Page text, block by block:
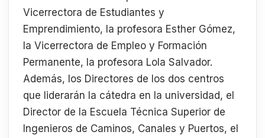
Vicerrectora de Estudiantes y
Emprendimiento, la profesora Esther Gómez,
la Vicerrectora de Empleo y Formación
Permanente, la profesora Lola Salvador.
Además, los Directores de los dos centros
que liderarán la cátedra en la universidad, el
Director de la Escuela Técnica Superior de
Ingenieros de Caminos, Canales y Puertos, el